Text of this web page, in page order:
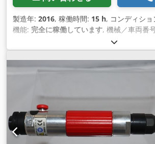
製造年: 2016, 稼働時間: 15 h, コンディショ
機能: 完全に稼働しています, 機械／車両番
スト済みで完全に機能するデモ ツール イン
Desoutter E-Lit プレミアム コードレス ピ
ELS12-600P Cjdpfx Agsv Iphusxorf 速度調
ョンモジュール経由） アイドリング回転数
テリーなしの重量: 0.8 kg 工業生産およびメ
の他のツールは、リクエストに応じて提供さ